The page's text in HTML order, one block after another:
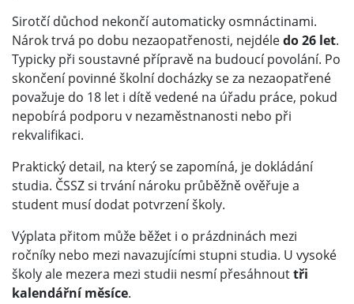
Sirotčí důchod nekončí automaticky osmnáctinami.
Nárok trvá po dobu nezaopatřenosti, nejdéledo 26 let.
Typicky při soustavné přípravě na budoucí povolání. Po
skončení povinné školní docházky se za nezaopatřené
považuje do 18 let i dítě vedené na úřadu práce, pokud
nepobírá podporu v nezaměstnanosti nebo při
rekvalifikaci.
Praktický detail, na který se zapomíná, je dokládání
studia. ČSSZ si trvání nároku průběžně ověřuje a
student musí dodat potvrzení školy.
Výplata přitom může běžet i o prázdninách mezi
ročníky nebo mezi navazujícími stupni studia. U vysoké
školy ale mezera mezi studii nesmí přesáhnouttři
kalendářní měsíce.